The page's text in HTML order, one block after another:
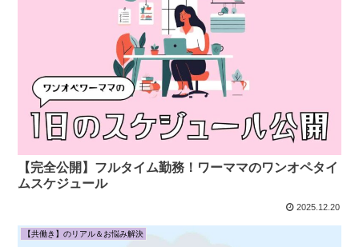
【完全公開】フルタイム勤務！ワーママのワンオペタイ
ムスケジュール
2025.12.20
【共働き】のリアル＆お悩み解決